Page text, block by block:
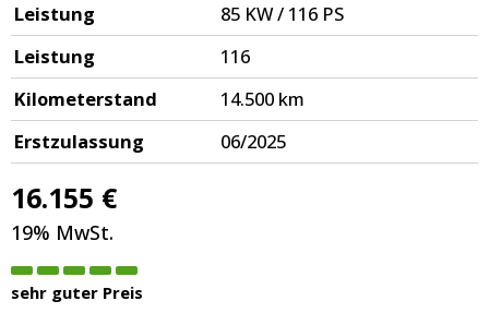
Leistung
85 KW / 116 PS
Leistung
116
Kilometerstand
14.500 km
Erstzulassung
06/2025
16.155 €
19% MwSt.
sehr guter Preis